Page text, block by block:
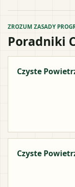
ZROZUM ZASADY
Poradniki
Czyste
Czyste